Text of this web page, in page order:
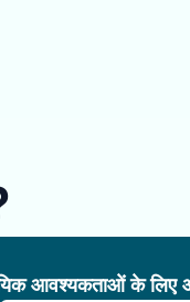
आवश्यकताओं के लिए